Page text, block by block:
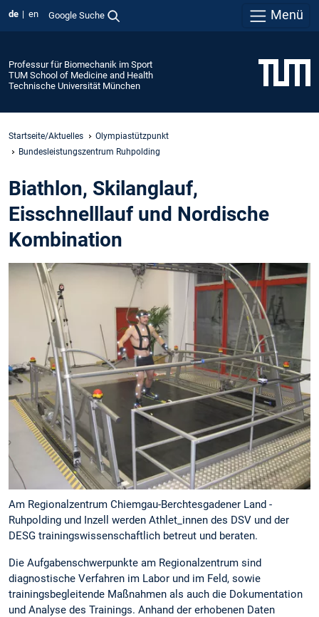
de en Google Suche Menü
Professur für Biomechanik im Sport
TUM School of Medicine and Health
Technische Universität München
Startseite/Aktuelles
Olympiastützpunkt
Bundesleistungszentrum Ruhpolding
Biathlon, Skilanglauf,
Eisschnelllauf und Nordische
Kombination
Am Regionalzentrum Chiemgau-Berchtesgadener Land -
Ruhpolding und Inzell werden Athlet_innen des DSV und der
DESG trainingswissenschaftlich betreut und beraten.
Die Aufgabenschwerpunkte am Regionalzentrum sind
diagnostische Verfahren im Labor und im Feld, sowie
trainingsbegleitende Maßnahmen als auch die Dokumentation
und Analyse des Trainings. Anhand der erhobenen Daten